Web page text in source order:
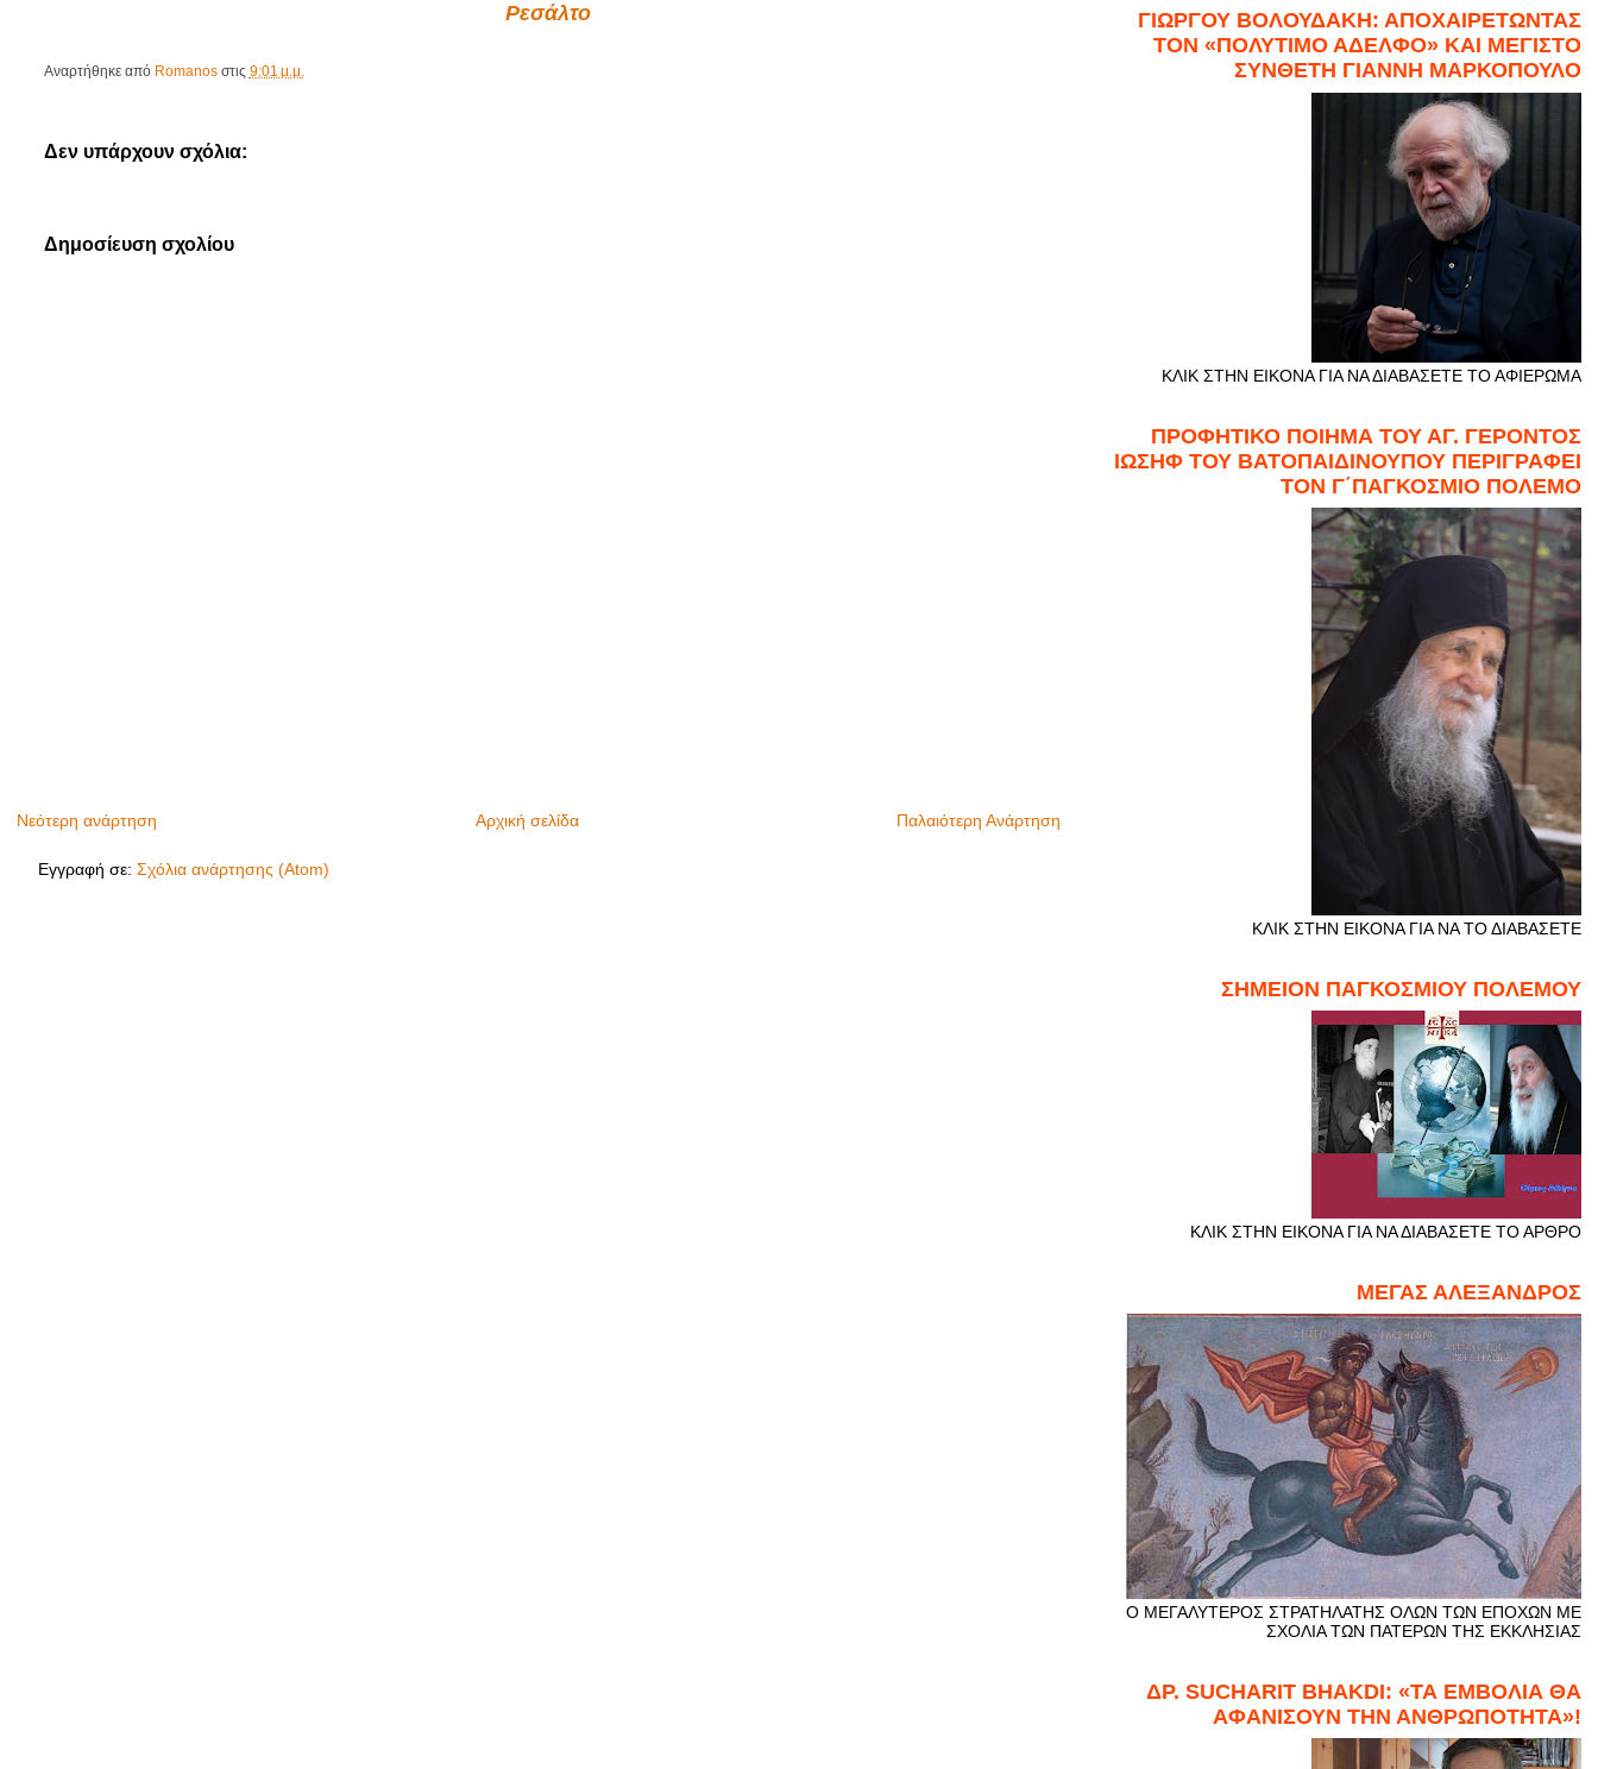
Ρεσάλτο
Αναρτήθηκε από Romanos στις 9:01 μ.μ.
Δεν υπάρχουν σχόλια:
Δημοσίευση σχολίου
Νεότερη ανάρτηση Παλαιότερη Ανάρτηση
Αρχική σελίδα
Εγγραφή σε: Σχόλια ανάρτησης (Atom)
ΓΙΩΡΓΟΥ ΒΟΛΟΥΔΑΚΗ: ΑΠΟΧΑΙΡΕΤΩΝΤΑΣ
ΤΟΝ «ΠΟΛΥΤΙΜΟ ΑΔΕΛΦΟ» ΚΑΙ ΜΕΓΙΣΤΟ
ΣΥΝΘΕΤΗ ΓΙΑΝΝΗ ΜΑΡΚΟΠΟΥΛΟ
ΚΛΙΚ ΣΤΗΝ ΕΙΚΟΝΑ ΓΙΑ ΝΑ ΔΙΑΒΑΣΕΤΕ ΤΟ ΑΦΙΕΡΩΜΑ
ΠΡΟΦΗΤΙΚΟ ΠΟΙΗΜΑ ΤΟΥ ΑΓ. ΓΕΡΟΝΤΟΣ
ΙΩΣΗΦ ΤΟΥ ΒΑΤΟΠΑΙΔΙΝΟΥΠΟΥ ΠΕΡΙΓΡΑΦΕΙ
ΤΟΝ Γ΄ΠΑΓΚΟΣΜΙΟ ΠΟΛΕΜΟ
ΚΛΙΚ ΣΤΗΝ ΕΙΚΟΝΑ ΓΙΑ ΝΑ ΤΟ ΔΙΑΒΑΣΕΤΕ
ΣΗΜΕΙΟΝ ΠΑΓΚΟΣΜΙΟΥ ΠΟΛΕΜΟΥ
ΚΛΙΚ ΣΤΗΝ ΕΙΚΟΝΑ ΓΙΑ ΝΑ ΔΙΑΒΑΣΕΤΕ ΤΟ ΑΡΘΡΟ
ΜΕΓΑΣ ΑΛΕΞΑΝΔΡΟΣ
Ο ΜΕΓΑΛΥΤΕΡΟΣ ΣΤΡΑΤΗΛΑΤΗΣ ΟΛΩΝ ΤΩΝ ΕΠΟΧΩΝ ΜΕ
ΣΧΟΛΙΑ ΤΩΝ ΠΑΤΕΡΩΝ ΤΗΣ ΕΚΚΛΗΣΙΑΣ
ΔΡ. SUCHARIT BHAKDI: «ΤΑ ΕΜΒΟΛΙΑ ΘΑ
ΑΦΑΝΙΣΟΥΝ ΤΗΝ ΑΝΘΡΩΠΟΤΗΤΑ»!